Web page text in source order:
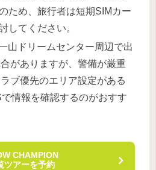
ため、旅行者は短期SIMカー
してください。
山ドリームセンター周辺で出
がありますが、警備が厳重
ブ優先のエリア設定がある
情報を確認するのがおすす
CHAMPION
ツアーを予約